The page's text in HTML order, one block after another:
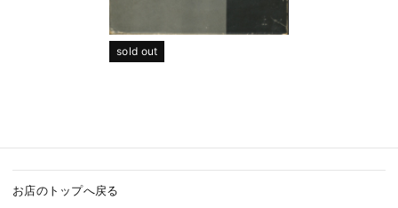
sold out
お店のトップへ戻る